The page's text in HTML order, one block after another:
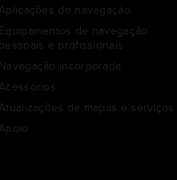
Aplicações de navegação
Equipamentos de navegação
pessoais e profissionais
Navegação incorporada
Acessórios
Atualizações de mapas e serviços
Apoio